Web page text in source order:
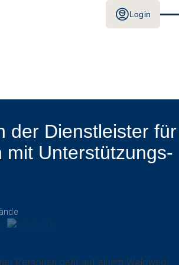
Login
der Dienstleister für
mit Unterstützungs­